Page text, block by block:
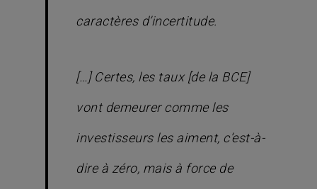
caractères d’incertitude.
[…] Certes, les taux [de la BCE]
vont demeurer comme les
investisseurs les aiment, c’est-à-
dire à zéro, mais à force de